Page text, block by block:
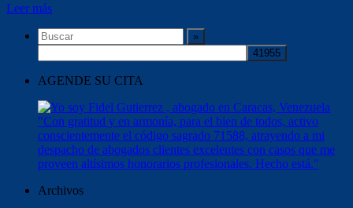
Leer más
AGENDE SU CITA
Archivos